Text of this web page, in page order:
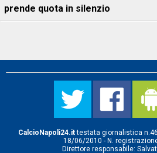
prende quota in silenzio
CalcioNapoli24.ittestata giornalistica n.46
18/06/2010 - N.
Direttore responsabile: